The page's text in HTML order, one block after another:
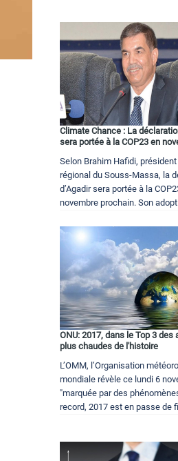
Climate Chance : La
sera portée à la COP23 en
Selon Brahim Hafidi, président
régional du Souss-Massa, la
d’Agadir sera portée à la
novembre prochain. Son
ONU: 2017, dans le Top 3 des
plus chaudes de l'histoire
L’OMM, l’Organisation
mondiale révèle ce lundi 6
"marquée par des
record, 2017 est en passe de